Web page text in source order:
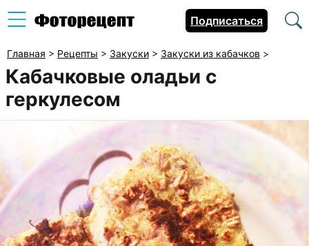
Подписаться
Главная > Рецепты > Закуски > Закуски из кабачков >
Кабачковые оладьи с
геркулесом